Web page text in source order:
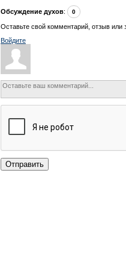
Обсуждение духов: 0
Оставьте свой комментарий, отзыв или
Войдите
Отправить